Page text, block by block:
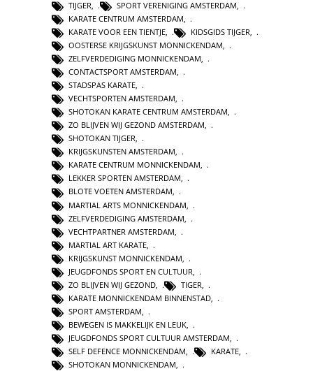
TIJGER SPORT VERENIGING AMSTERDAM
KARATE CENTRUM AMSTERDAM
KARATE VOOR EEN TIENTJE
KIDSGIDS TIJGER
OOSTERSE KRIJGSKUNST MONNICKENDAM
ZELFVERDEDIGING MONNICKENDAM
CONTACTSPORT AMSTERDAM
STADSPAS KARATE
VECHTSPORTEN AMSTERDAM,
SHOTOKAN KARATE CENTRUM AMSTERDAM,
ZO BLIJVEN WIJ GEZOND AMSTERDAM,
SHOTOKAN TIJGER,
KRIJGSKUNSTEN AMSTERDAM,
KARATE CENTRUM MONNICKENDAM,
LEKKER SPORTEN AMSTERDAM,
BLOTE VOETEN AMSTERDAM,
MARTIAL ARTS MONNICKENDAM
ZELFVERDEDIGING AMSTERDAM
VECHTPARTNER AMSTERDAM
MARTIAL ART KARATE
KRIJGSKUNST MONNICKENDAM
JEUGDFONDS SPORT EN CULTUUR
ZO BLIJVEN WIJ GEZOND
TIGER
KARATE MONNICKENDAM BINNENSTAD
SPORT AMSTERDAM,
BEWEGEN IS MAKKELIJK EN LEUK,
JEUGDFONDS SPORT CULTUUR AMSTERDAM,
SELF DEFENCE MONNICKENDAM, KARATE,
SHOTOKAN MONNICKENDAM,